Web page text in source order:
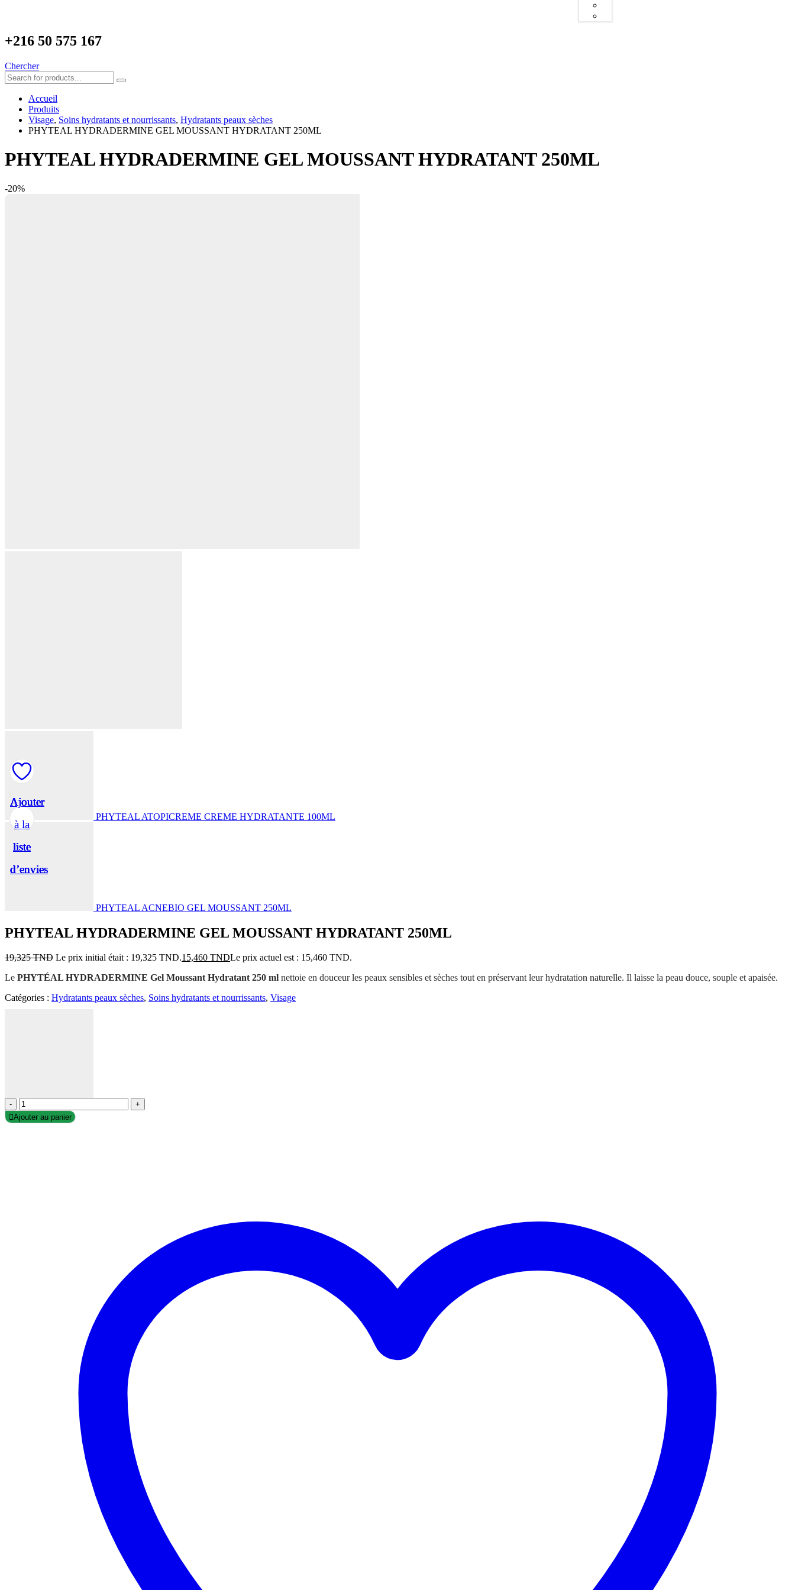
+216 50 575 167
Chercher
Accueil
Produits
Visage, Soins hydratants et nourrissants, Hydratants peaux sèches
PHYTEAL HYDRADERMINE GEL MOUSSANT HYDRATANT 250ML
PHYTEAL HYDRADERMINE GEL MOUSSANT HYDRATANT 250ML
-20%
PHYTEAL ATOPICREME CREME HYDRATANTE 100ML
PHYTEAL ACNEBIO GEL MOUSSANT 250ML
PHYTEAL HYDRADERMINE GEL MOUSSANT HYDRATANT 250ML
19,325TND Le prix initial était : 19,325 TND.15,460 TNDLe prix actuel est : 15,460 TND.
Le PHYTÉAL HYDRADERMINE Gel Moussant Hydratant 250 ml nettoie en douceur les peaux sensibles et sèches tout en préservant leur hydratation naturelle. Il laisse la peau douce, souple et apaisée.
Catégories : Hydratants peaux sèches, Soins hydratants et nourrissants, Visage
-
+
Ajouter au panier
Ajouter
à la
liste
d’envies
Ajouter
à la
liste
d’envies
Ajouter
à la
liste
d’envies
Ajouter
à la
liste
d’envies
Ajouter
à la
liste
d’envies